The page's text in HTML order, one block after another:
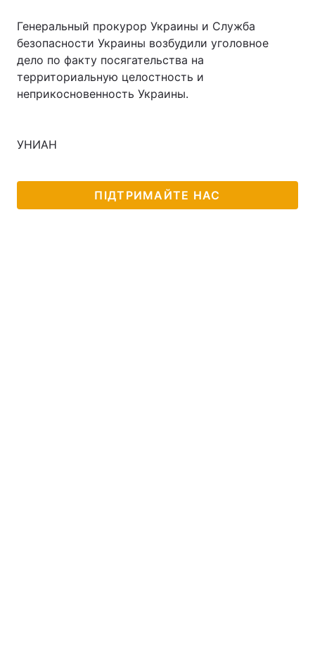
Спорт Наука
Техно і зв'язок
Зброя Інциденти
Регіони
Генеральный прокурор Украины и Служба
безопасности Украины возбудили уголовное
дело по факту посягательства на
территориальную целостность и
неприкосновенность Украины.
УНИАН
ПІДТРИМАЙТЕ НАС